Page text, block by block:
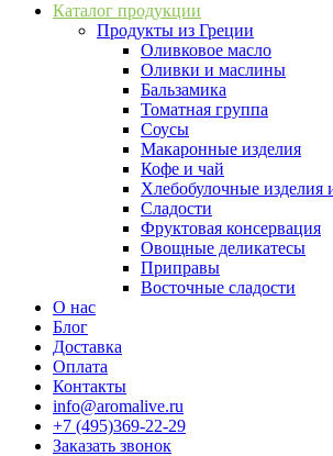
Каталог продукции
Продукты из Греции
Оливковое масло
Оливки и маслины
Бальзамика
Томатная группа
Соусы
Макаронные изделия
Кофе и чай
Хлебобулочные изделия
Сладости
Фруктовая консервация
Овощные деликатесы
Приправы
Восточные сладости
О нас
Блог
Доставка
Оплата
Контакты
info@aromalive.ru
+7 (495)369-22-29
Заказать звонок